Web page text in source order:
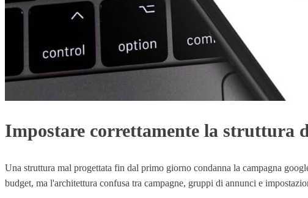
Impostare correttamente la struttura
Una struttura mal progettata fin dal primo giorno condanna la campagna
budget, ma l'architettura confusa tra campagne, gruppi di annunci e